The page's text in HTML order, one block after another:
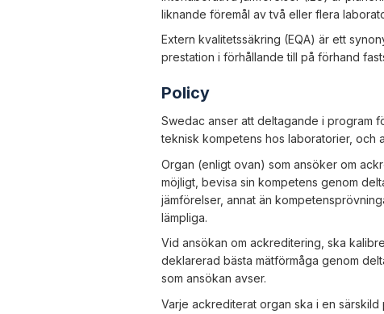
liknande föremål av två eller flera
Extern kvalitetssäkring (EQA) är ett
prestation i förhållande till på förhand
Policy
Swedac anser att deltagande i program
teknisk kompetens hos laboratorier, och
Organ (enligt ovan) som ansöker om
möjligt, bevisa sin kompetens genom
jämförelser, annat än
lämpliga.
Vid ansökan om ackreditering, ska
deklarerad bästa mätförmåga genom
som ansökan avser.
Varje ackrediterat organ ska i en